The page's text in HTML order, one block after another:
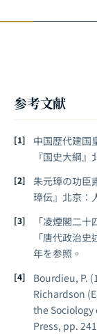
参考文献
中国歴代建国
『国史大綱
朱元璋の功臣
璋伝』北京：
「凌煙閣二
「唐代政治
年を参照。
Bourdieu, P.
Richardson
the
Press, pp.